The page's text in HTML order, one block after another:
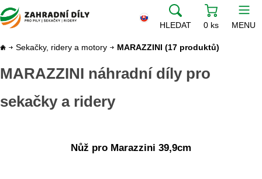
HLEDAT 0 ks MENU
Sekačky, ridery a motory MARAZZINI (17 produktů)
MARAZZINI náhradní díly pro
sekačky a ridery
Nůž pro Marazzini 39,9cm